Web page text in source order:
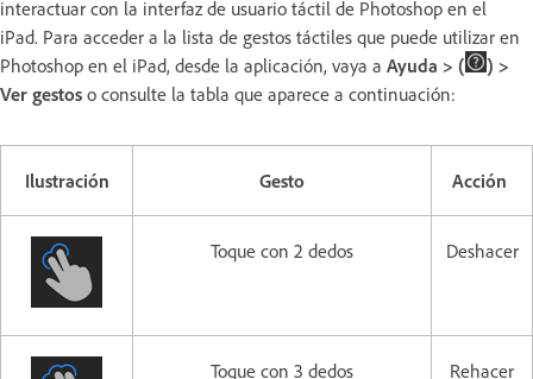
interactuar con la interfaz de usuario táctil de Photoshop en el
iPad. Para acceder a la lista de gestos táctiles que puede utilizar en
Photoshop en el iPad, desde la aplicación, vaya a Ayuda > (
) >
Ver gestos o consulte la tabla que aparece a continuación:
Ilustración Gesto Acción
Toque con 2 dedos Deshacer
Toque con 3 dedos Rehacer